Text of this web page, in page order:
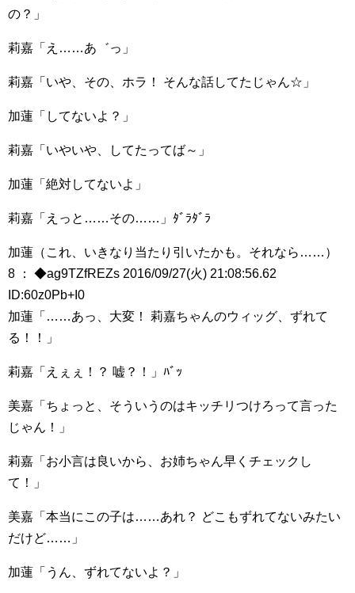
の？」
莉嘉「え……あ゛っ」
莉嘉「いや、その、ホラ！ そんな話してたじゃん☆」
加蓮「してないよ？」
莉嘉「いやいや、してたってば～」
加蓮「絶対してないよ」
莉嘉「えっと……その……」ﾀﾞﾗﾀﾞﾗ
加蓮（これ、いきなり当たり引いたかも。それなら……）
8 ： ◆ag9TZfREZs 2016/09/27(火) 21:08:56.62
ID:60z0Pb+I0
加蓮「……あっ、大変！ 莉嘉ちゃんのウィッグ、ずれて
る！！」
莉嘉「えぇぇ！？ 嘘？！」ﾊﾞｯ
美嘉「ちょっと、そういうのはキッチリつけろって言った
じゃん！」
莉嘉「お小言は良いから、お姉ちゃん早くチェックし
て！」
美嘉「本当にこの子は……あれ？ どこもずれてないみたい
だけど……」
加蓮「うん、ずれてないよ？」